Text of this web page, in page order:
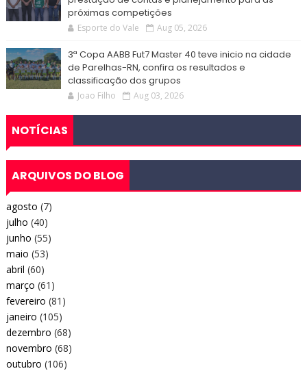
próximas competições
Esporte do Vale Aug 05, 2026
3ª Copa AABB Fut7 Master 40 teve inicio na cidade
de Parelhas-RN, confira os resultados e
classificação dos grupos
Joao Filho Aug 03, 2026
NOTÍCIAS
ARQUIVOS DO BLOG
agosto (7)
julho (40)
junho (55)
maio (53)
abril (60)
março (61)
fevereiro (81)
janeiro (105)
dezembro (68)
novembro (68)
outubro (106)